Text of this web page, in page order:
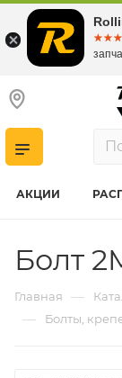
АКЦИИ
Болт
Главная —
— Болты,